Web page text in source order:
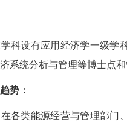
科设有应用经济学一级学
系统分析与管理等博士点
势：
各类能源经营与管理部门